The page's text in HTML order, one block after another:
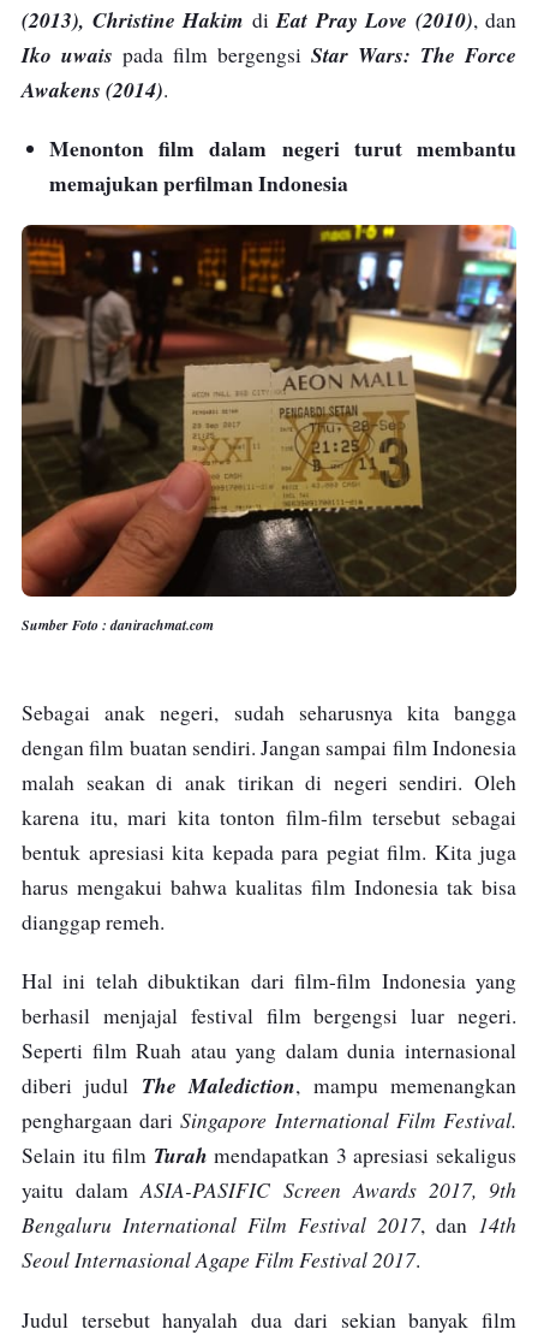
(2013), Christine Hakim diEat Pray Love (2010), dan
Iko uwais pada film bergengsi Star Wars: The Force
Awakens (2014).
Menonton film dalam negeri turut membantu
memajukan perfilman Indonesia
Sumber Foto : danirachmat.com
Sebagai anak negeri, sudah seharusnya kita bangga
dengan film buatan sendiri. Jangan sampai film Indonesia
malah seakan di anak tirikan di negeri sendiri. Oleh
karena itu, mari kita tonton film-film tersebut sebagai
bentuk apresiasi kita kepada para pegiat film. Kita juga
harus mengakui bahwa kualitas film Indonesia tak bisa
dianggap remeh.
Hal ini telah dibuktikan dari film-film Indonesia yang
berhasil menjajal festival film bergengsi luar negeri.
Seperti film Ruah atau yang dalam dunia internasional
diberi judul The Malediction, mampu memenangkan
penghargaan dariSingapore International Film Festival.
Selain itu film Turah mendapatkan 3 apresiasi sekaligus
yaitu dalamASIA-PASIFIC Screen Awards 2017, 9th
Bengaluru International Film Festival 2017, dan 14th
Seoul Internasional Agape Film Festival 2017.
Judul tersebut hanyalah dua dari sekian banyak film